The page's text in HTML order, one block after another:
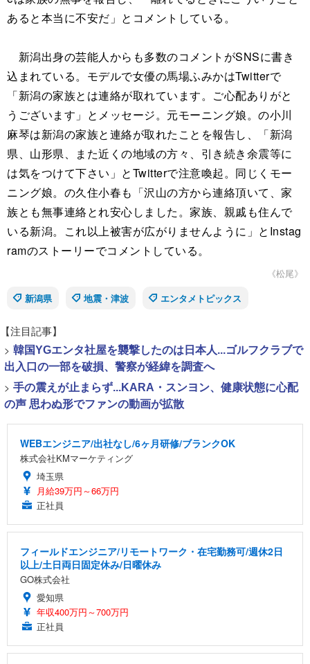
あると本当に不安だ」とコメントしている。
新潟出身の芸能人からも多数のコメントがSNSに書き
込まれている。モデルで女優の馬場ふみかはTwitterで
「新潟の家族とは連絡が取れています。ご心配ありがと
うございます」とメッセージ。元モーニング娘。の小川
麻琴は新潟の家族と連絡が取れたことを報告し、「新潟
県、山形県、また近くの地域の方々、引き続き余震等に
は気をつけて下さい」とTwitterで注意喚起。同じくモー
ニング娘。の久住小春も「沢山の方から連絡頂いて、家
族とも無事連絡とれ安心しました。家族、親戚も住んで
いる新潟。これ以上被害が広がりませんように」とInstag
ramのストーリーでコメントしている。
《松尾》
新潟県
地震・津波 エンタメトピックス
【注目記事】
> 韓国YGエンタ社屋を襲撃したのは日本人...ゴルフクラブで
出入口の一部を破損、警察が経緯を調査へ
> 手の震えが止まらず...KARA・スンヨン、健康状態に心配
の声 思わぬ形でファンの動画が拡散
WEBエンジニア/出社なし/6ヶ月研修/ブランクOK
株式会社KMマーケティング
埼玉県
月給39万円～66万円
正社員
フィールドエンジニア/リモートワーク・在宅勤務可/週休2日
以上/土日両日固定休み/日曜休み
GO株式会社
愛知県
年収400万円～700万円
正社員